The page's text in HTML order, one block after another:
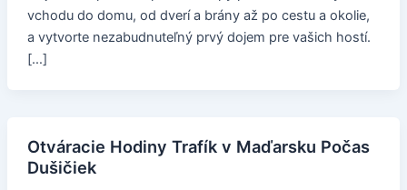
vchodu do domu, od dverí a brány až po cestu a okolie,
a vytvorte nezabudnuteľný prvý dojem pre vašich hostí.
[…]
Otváracie Hodiny Trafík v Maďarsku Počas
Dušičiek